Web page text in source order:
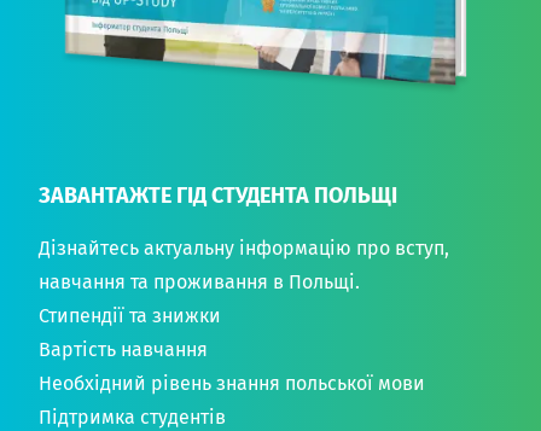
ЗАВАНТАЖТЕ ГІД СТУДЕНТА ПОЛЬЩІ
Дізнайтесь актуальну інформацію про вступ,
навчання та проживання в Польщі.
Стипендії та знижки
Вартість навчання
Необхідний рівень знання польської мови
Підтримка студентів